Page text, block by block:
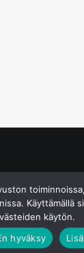
Käyttämällä
käytön.
hyväksy